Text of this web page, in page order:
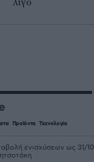
λίγο
Προϊόντα Τεχνολογία
ενισχύσεων ως 31/10